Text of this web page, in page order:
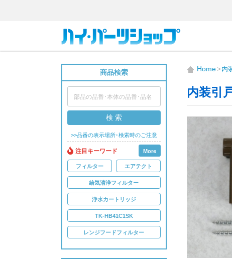
商品検索
検 索
>>品番の表示場所･検索時のご注意
注目キーワード More
フィルター エアテクト
給気清浄フィルター
浄水カートリッジ
TK-HB41C1SK
レンジフードフィルター
Home 内
内装引